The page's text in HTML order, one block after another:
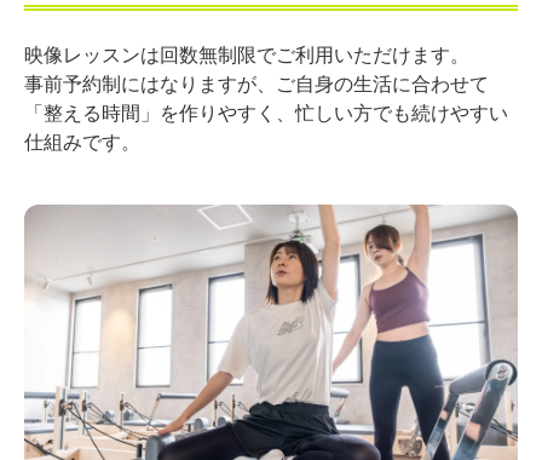
映像レッスンは回数無制限でご利用いただけます。
事前予約制にはなりますが、ご自身の生活に合わせて
「整える時間」を作りやすく、忙しい方でも続けやすい
仕組みです。